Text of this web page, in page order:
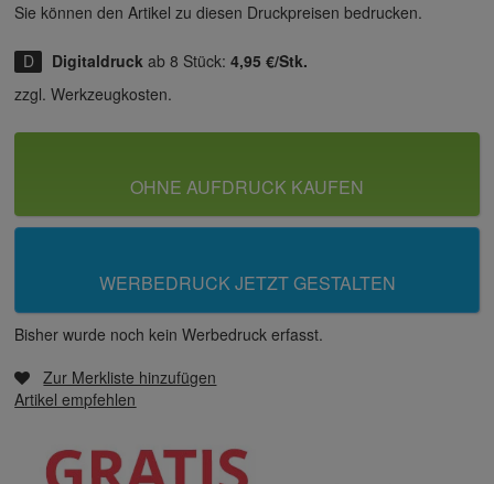
Sie können den Artikel zu diesen Druck­preisen bedrucken.
Digitaldruck ab 8 Stück:4,95 €/Stk.
zzgl. Werkzeugkosten.
OHNE AUFDRUCK KAUFEN
WERBEDRUCK JETZT GESTALTEN
Bisher wurde noch kein Werbedruck erfasst.
Zur Merkliste hinzufügen
Artikel empfehlen